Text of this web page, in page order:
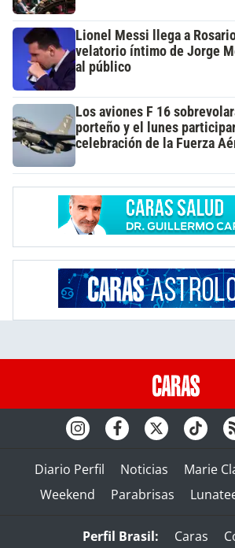
Lionel Messi llega a
velatorio íntimo de Jorge
al público
Los aviones F 16
porteño y el lunes
celebración de la Fuerza
Diario Perfil Noticias Marie
Weekend
Parabrisas
Perfil Brasil: Caras